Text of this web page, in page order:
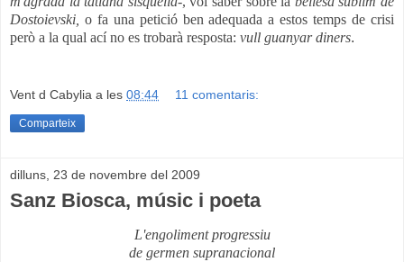
Dostoievski, o fa una petició ben adequada a estos temps de crisi
però a la qual ací no es trobarà resposta: vull guanyar diners.
Vent d Cabylia a les 08:44 11 comentaris:
Comparteix
dilluns, 23 de novembre del 2009
Sanz Biosca, músic i poeta
L'engoliment progressiu
de germen supranacional